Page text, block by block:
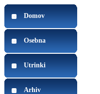
Domov
Osebna
Utrinki
Arhiv